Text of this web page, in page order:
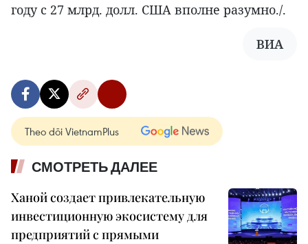
году с 27 млрд. долл. США вполне разумно./.
ВИА
Theo dõi VietnamPlus
СМОТРЕТЬ ДАЛЕЕ
Ханой создает привлекательную
инвестиционную экосистему для
предприятий с прямыми